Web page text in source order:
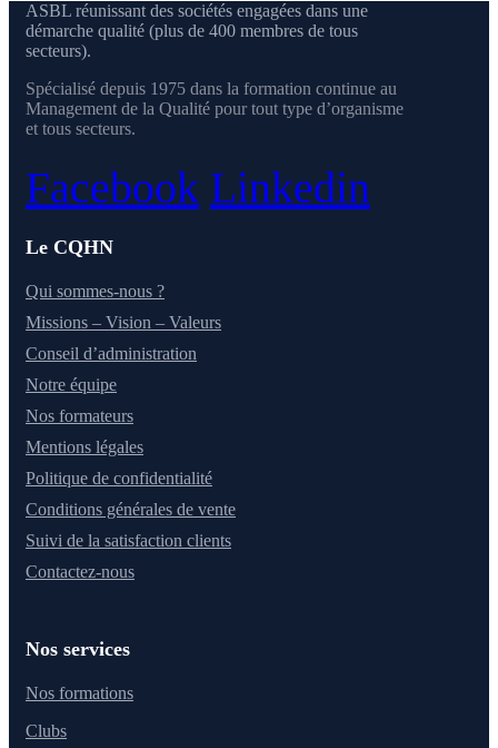
ASBL réunissant des sociétés engagées dans une
démarche qualité (plus de 400 membres de tous
secteurs).
Spécialisé depuis 1975 dans la formation continue au
Management de la Qualité pour tout type d’organisme
et tous secteurs.
Facebook Linkedin
Le CQHN
Qui sommes-nous ?
Missions – Vision – Valeurs
Conseil d’administration
Notre équipe
Nos formateurs
Mentions légales
Politique de confidentialité
Conditions générales de vente
Suivi de la satisfaction clients
Contactez-nous
Nos services
Nos formations
Clubs